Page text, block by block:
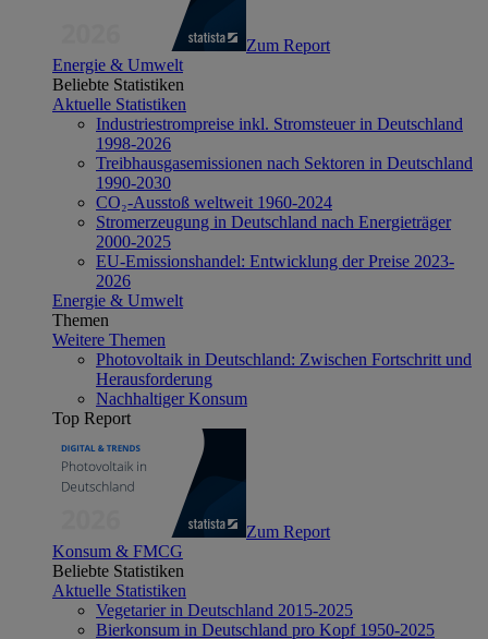
Zum Report
Energie & Umwelt
Beliebte Statistiken
Aktuelle Statistiken
Industriestrompreise inkl. Stromsteuer in Deutschland
1998-2026
Treibhausgasemissionen nach Sektoren in Deutschland
1990-2030
CO₂-Ausstoß weltweit 1960-2024
Stromerzeugung in Deutschland nach Energieträger
2000-2025
EU-Emissionshandel: Entwicklung der Preise 2023-
2026
Energie & Umwelt
Themen
Weitere Themen
Photovoltaik in Deutschland: Zwischen Fortschritt und
Herausforderung
Nachhaltiger Konsum
Top Report
Zum Report
Konsum & FMCG
Beliebte Statistiken
Aktuelle Statistiken
Vegetarier in Deutschland 2015-2025
Bierkonsum in Deutschland pro Kopf 1950-2025